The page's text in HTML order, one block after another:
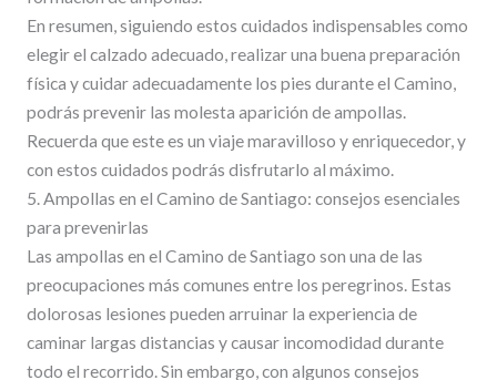
En resumen, siguiendo estos cuidados indispensables como
elegir el calzado adecuado, realizar una buena preparación
física y cuidar adecuadamente los pies durante el Camino,
podrás prevenir las molesta aparición de ampollas.
Recuerda que este es un viaje maravilloso y enriquecedor, y
con estos cuidados podrás disfrutarlo al máximo.
5. Ampollas en el Camino de Santiago: consejos esenciales
para prevenirlas
Las ampollas en el Camino de Santiago son una de las
preocupaciones más comunes entre los peregrinos. Estas
dolorosas lesiones pueden arruinar la experiencia de
caminar largas distancias y causar incomodidad durante
todo el recorrido. Sin embargo, con algunos consejos